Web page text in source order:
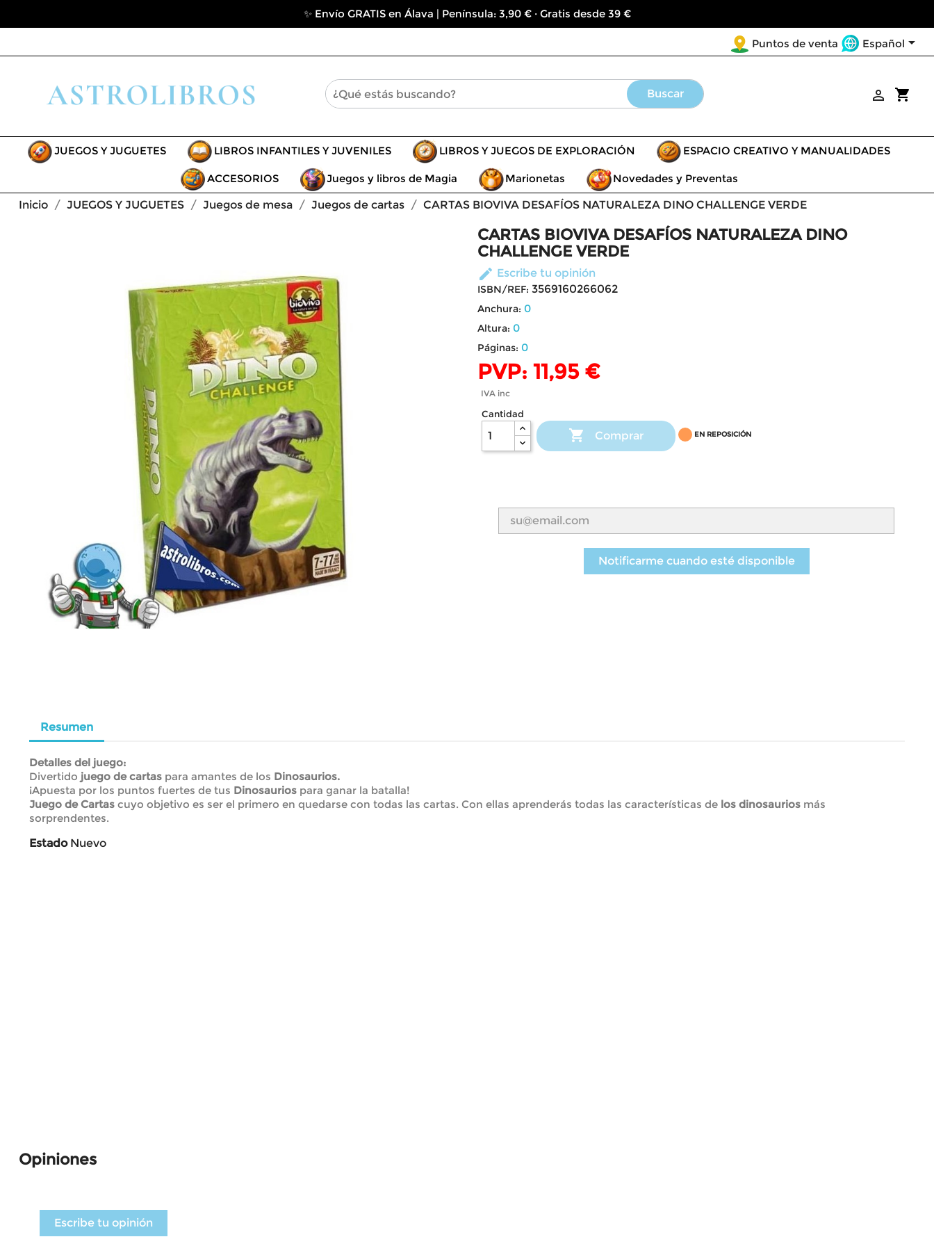
✨ Envío GRATIS en Álava | Península: 3,90 € · Gratis desde 39 €
Puntos de venta Español
Buscar shopping_cart

JUEGOS Y JUGUETES LIBROS INFANTILES Y JUVENILES LIBROS Y JUEGOS DE EXPLORACIÓN ESPACIO CREATIVO Y MANUALIDADES
ACCESORIOS Juegos y libros de Magia Marionetas
Novedades y Preventas
Inicio
JUEGOS Y JUGUETES Juegos de mesa Juegos de cartas CARTAS BIOVIVA DESAFÍOS NATURALEZA DINO CHALLENGE VERDE
CARTAS BIOVIVA DESAFÍOS NATURALEZA DINO
CHALLENGE VERDE
edit Escribe tu opinión
ISBN/REF: 3569160266062
Anchura: 0
Altura: 0
Páginas: 0
PVP: 11,95 €
IVA inc
Cantidad
 Comprar EN REPOSICIÓN
Notificarme cuando esté disponible
Resumen
Detalles del juego:
Divertido juego de cartas para amantes de los Dinosaurios.
¡Apuesta por los puntos fuertes de tus Dinosaurios para ganar la batalla!
Juego de Cartas cuyo objetivo es ser el primero en quedarse con todas las cartas. Con ellas aprenderás todas las características de los dinosaurios más
sorprendentes.
Estado Nuevo
Opiniones
Escribe tu opinión